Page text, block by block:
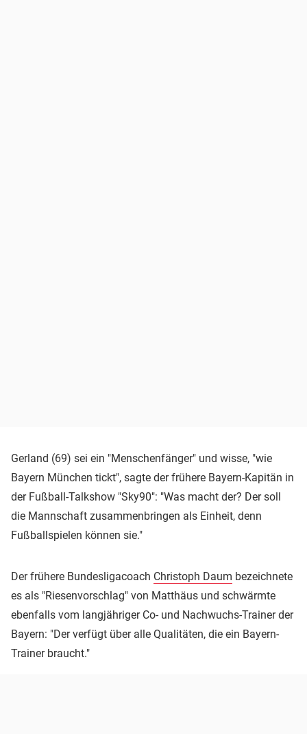
Gerland (69) sei ein "Menschenfänger" und wisse, "wie
Bayern München tickt", sagte der frühere Bayern-Kapitän in
der Fußball-Talkshow "Sky90": "Was macht der? Der soll
die Mannschaft zusammenbringen als Einheit, denn
Fußballspielen können sie."
Der frühere Bundesligacoach Christoph Daum bezeichnete
es als "Riesenvorschlag" von Matthäus und schwärmte
ebenfalls vom langjähriger Co- und Nachwuchs-Trainer der
Bayern: "Der verfügt über alle Qualitäten, die ein Bayern-
Trainer braucht."